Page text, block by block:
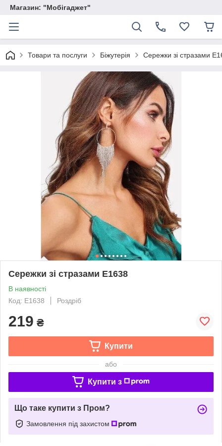
Магазин: "Мобігаджет"
Товари та послуги Біжутерія Сережки зі стразами
Сережки зі стразами E1638
В наявності
Код: E1638
Роздріб
219 ₴
Купити
або
Купити з
Що таке купити з Пром?
Замовлення під захистом